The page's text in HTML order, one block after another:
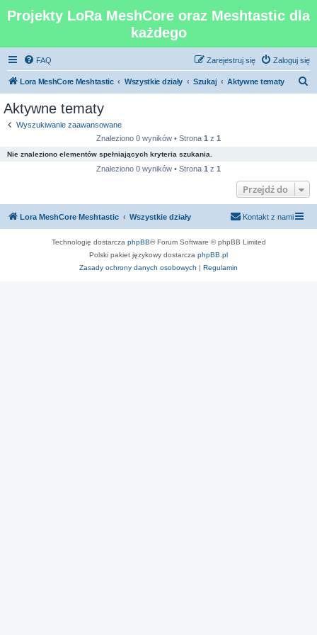
Projekty LoRa MeshCore oraz Meshtastic dla
każdego
FAQ Zaloguj się
Zarejestruj się
Lora MeshCore Meshtastic Wszystkie działy Szukaj Aktywne tematy
Aktywne tematy
Wyszukiwanie zaawansowane
Znaleziono 0 wyników • Strona 1 z 1
Nie znaleziono elementów spełniających kryteria szukania.
Znaleziono 0 wyników • Strona 1 z 1
Przejdź do
Lora MeshCore Meshtastic Wszystkie działy Kontakt z nami
Technologię dostarcza phpBB® Forum Software © phpBB Limited
Polski pakiet językowy dostarcza phpBB.pl
Zasady ochrony danych osobowych | Regulamin